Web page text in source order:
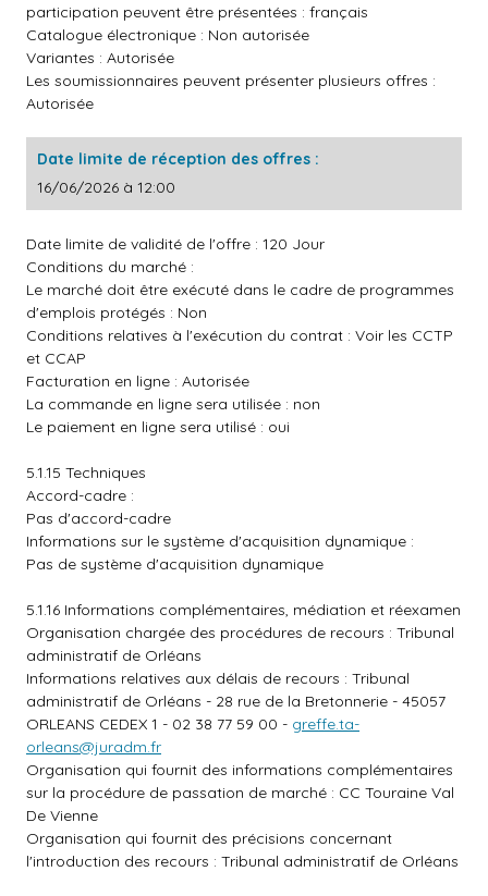
participation peuvent être présentées : français
Catalogue électronique : Non autorisée
Variantes : Autorisée
Les soumissionnaires peuvent présenter plusieurs offres :
Autorisée
Date limite de réception des offres :
16/06/2026 à 12:00
Date limite de validité de l'offre : 120 Jour
Conditions du marché :
Le marché doit être exécuté dans le cadre de programmes
d'emplois protégés : Non
Conditions relatives à l'exécution du contrat : Voir les CCTP
et CCAP
Facturation en ligne : Autorisée
La commande en ligne sera utilisée : non
Le paiement en ligne sera utilisé : oui
5.1.15 Techniques
Accord-cadre :
Pas d'accord-cadre
Informations sur le système d'acquisition dynamique :
Pas de système d'acquisition dynamique
5.1.16 Informations complémentaires, médiation et réexamen
Organisation chargée des procédures de recours : Tribunal
administratif de Orléans
Informations relatives aux délais de recours : Tribunal
administratif de Orléans - 28 rue de la Bretonnerie - 45057
ORLEANS CEDEX 1 - 02 38 77 59 00 - greffe.ta-
orleans@juradm.fr
Organisation qui fournit des informations complémentaires
sur la procédure de passation de marché : CC Touraine Val
De Vienne
Organisation qui fournit des précisions concernant
l'introduction des recours : Tribunal administratif de Orléans